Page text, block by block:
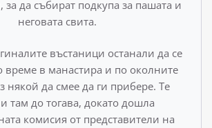
за да събират подкупа за пашата и
неговата свита.
въстаници останали да се
време в манастира и по околните
някой да смее да ги прибере. Те
там до тогава, докато дош­ла
комисия от представители на